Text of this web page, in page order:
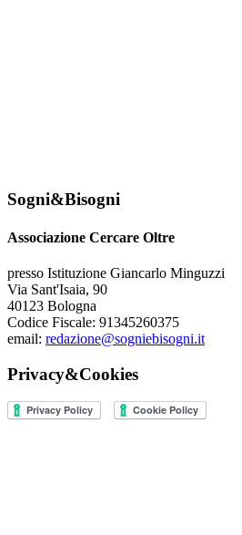
Sogni&Bisogni
Associazione Cercare Oltre
presso Istituzione Giancarlo Minguzzi
Via Sant'Isaia, 90
40123 Bologna
Codice Fiscale: 91345260375
email: redazione@sogniebisogni.it
Privacy&Cookies